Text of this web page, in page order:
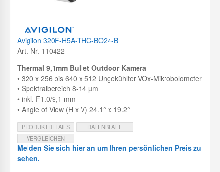
Avigilon 320F-H5A-THC-BO24-B
Art.-Nr. 110422
Thermal 9,1mm Bullet Outdoor Kamera
• 320 x 256 bis 640 x 512 Ungekühlter VOx-Mikrobolometer
• Spektralbereich 8-14 µm
• inkl. F1.0/9,1 mm
• Angle of View (H x V) 24.1° x 19.2°
PRODUKTDETAILS
DATENBLATT
VERGLEICHEN
Melden Sie sich hier an um Ihren persönlichen Preis zu
sehen.